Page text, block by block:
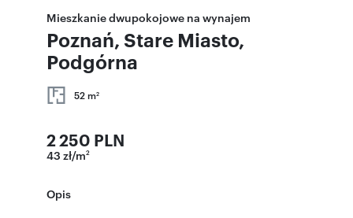
Mieszkanie dwupokojowe na wynajem
Poznań, Stare Miasto,
Podgórna
52 m2
2 250 PLN
43 zł/m2
Opis